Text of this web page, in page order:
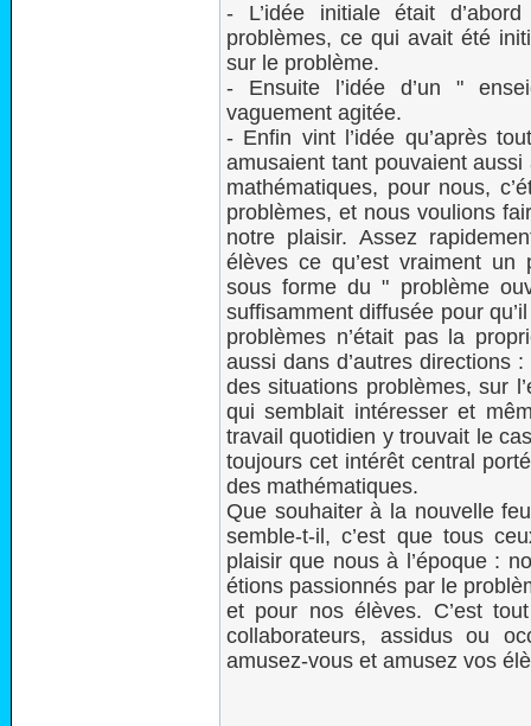
- L’idée initiale était
problèmes, ce qui avait été
sur le problème.
- Ensuite l’idée d’un "
vaguement agitée.
- Enfin vint l’idée qu’après
amusaient tant pouvaient
mathématiques, pour nous,
problèmes, et nous voulions
notre plaisir. Assez
élèves ce qu’est vraiment un
sous forme du " problème
suffisamment diffusée pour
problèmes n’était pas la
aussi dans d’autres directions
des situations problèmes, sur
qui semblait intéresser et
travail quotidien y trouvait le
toujours cet intérêt central
des mathématiques.
Que souhaiter à la nouvelle
semble-t-il, c’est que tous
plaisir que nous à l’époque :
étions passionnés par le
et pour nos élèves. C’est
collaborateurs, assidus ou
amusez-vous et amusez vos